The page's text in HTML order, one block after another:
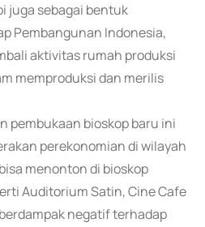
juga sebagai bentuk
Pembangunan Indonesia,
aktivitas rumah produksi
memproduksi dan merilis
pembukaan bioskop baru ini
perekonomian di wilayah
menonton di bioskop
Auditorium Satin, Cine Cafe
negatif terhadap